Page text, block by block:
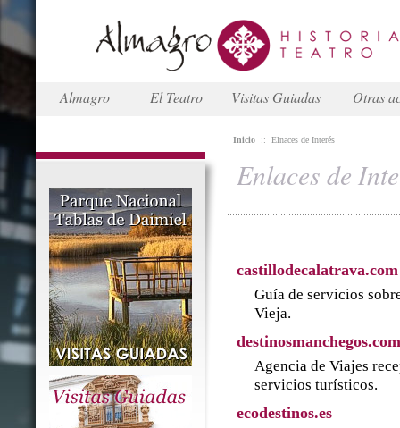
Almagro El Teatro Visitas Guiadas Otras
Inicio :: Elnaces de Interés
Enlaces de
castillodecalatrava.com
Guía de servicios
Vieja.
destinosmanchegos.com
Agencia de Viajes
servicios turísticos.
ecodestinos.es